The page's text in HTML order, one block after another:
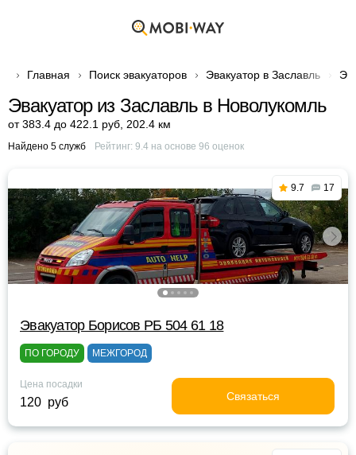
Главная Поиск эвакуаторов Эвакуатор в Заславль
Эвакуатор из Заславль в Новолукомль
от 383.4 до 422.1 руб 202.4 км
Найдено 5 служб Рейтинг: 9.4на основе 96 оценок
9.7 17
Эвакуатор Борисов РБ 504 61 18
ПО ГОРОДУ МЕЖГОРОД
Цена посадки
120 руб Связаться